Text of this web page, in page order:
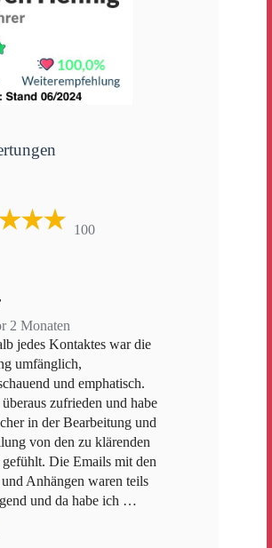
100
2 Monaten
jedes Kontaktes war die
umfänglich,
und emphatisch.
zufrieden und habe
in der Bearbeitung und
von den zu klärenden
gefühlt. Die Emails mit den
Anhängen waren teils
und da habe ich …